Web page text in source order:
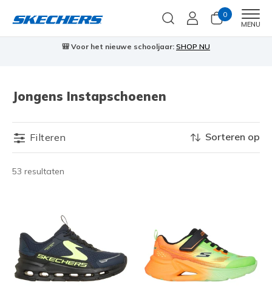
0
MENU
🎒 Voor het nieuwe schooljaar: SHOP NU
Jongens Instapschoenen
Filteren
53 resultaten
Sorteren op